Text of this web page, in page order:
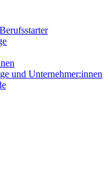
und Unternehmer:innen